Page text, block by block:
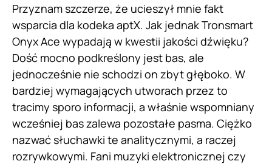
Przyznam szczerze, że ucieszył mnie fakt
wsparcia dla kodeka aptX. Jak jednak Tronsmart
Onyx Ace wypadają w kwestii jakości dźwięku?
Dość mocno podkreślony jest bas, ale
jednocześnie nie schodzi on zbyt głęboko. W
bardziej wymagających utworach przez to
tracimy sporo informacji, a właśnie wspomniany
wcześniej bas zalewa pozostałe pasma. Ciężko
nazwać słuchawki te analitycznymi, a raczej
rozrywkowymi. Fani muzyki elektronicznej czy